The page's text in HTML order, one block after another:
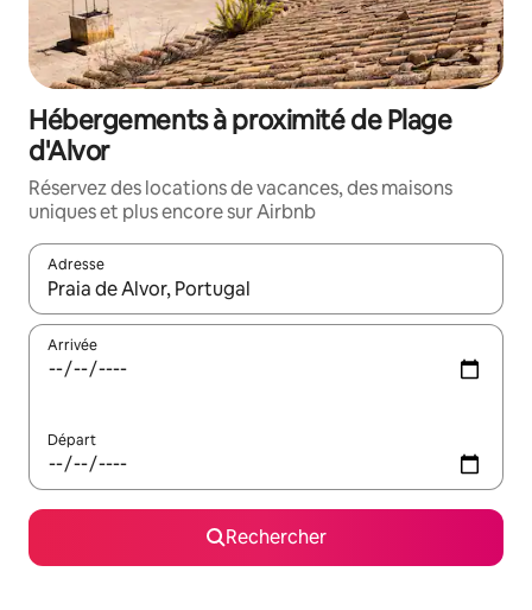
Hébergements à proximité de Plage
d'Alvor
Réservez des locations de vacances, des maisons
uniques et plus encore sur Airbnb
Adresse
Lorsque les résultats s'affichent, utilisez les flèches vers le
Arrivée
Départ
Rechercher